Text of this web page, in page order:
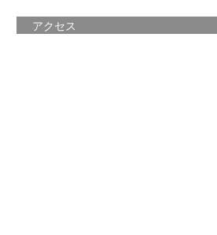
アクセス